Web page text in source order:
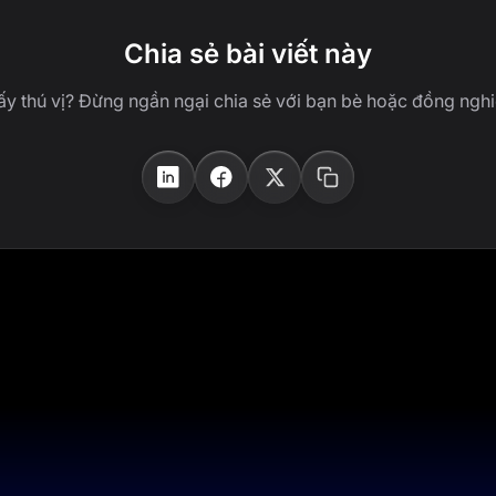
Chia sẻ bài viết này
thú vị? Đừng ngần ngại chia sẻ với bạn bè hoặc đồng